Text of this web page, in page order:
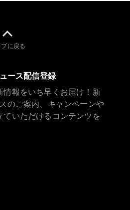
プに戻る
ース配信登録
情報をいち早くお届け！新
のご案内、キャンペーンや
いただけるコンテンツを